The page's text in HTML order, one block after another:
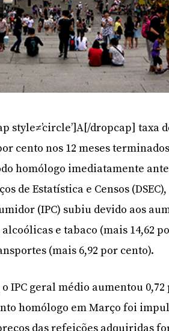
style≠’circle’]A[/dropcap] taxa
cento nos 12 meses
homólogo imediatamente
de Estatística e Censos
(IPC) subiu devido aos
e tabaco (mais 14,62
(mais 6,92 por cento).
o IPC geral médio aumentou
homólogo em Março foi